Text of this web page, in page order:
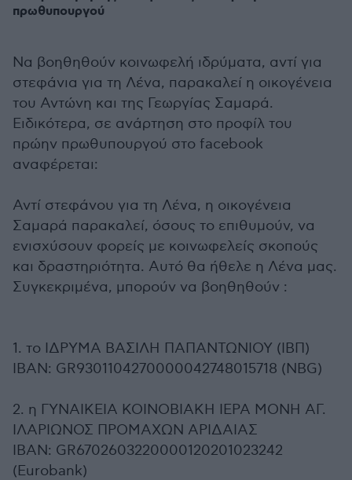
πρωθυπουργού
Να βοηθηθούν κοινωφελή ιδρύματα, αντί για
στεφάνια για τη Λένα, παρακαλεί η οικογένεια
του Αντώνη και της Γεωργίας Σαμαρά.
Ειδικότερα, σε ανάρτηση στο προφίλ του
πρώην πρωθυπουργού στο facebook
αναφέρεται:
Αντί στεφάνου για τη Λένα, η οικογένεια
Σαμαρά παρακαλεί, όσους το επιθυμούν, να
ενισχύσουν φορείς με κοινωφελείς σκοπούς
και δραστηριότητα. Αυτό θα ήθελε η Λένα μας.
Συγκεκριμένα, μπορούν να βοηθηθούν :
1. το ΙΔΡΥΜΑ ΒΑΣΙΛΗ ΠΑΠΑΝΤΩΝΙΟΥ (ΙΒΠ)
IBAN: GR9301104270000042748015718 (NBG)
2. η ΓΥΝΑΙΚΕΙΑ ΚΟΙΝΟΒΙΑΚΗ ΙΕΡΑ ΜΟΝΗ ΑΓ.
ΙΛΑΡΙΩΝΟΣ ΠΡΟΜΑΧΩΝ ΑΡΙΔΑΙΑΣ
IBAN: GR6702603220000120201023242
(Eurobank)